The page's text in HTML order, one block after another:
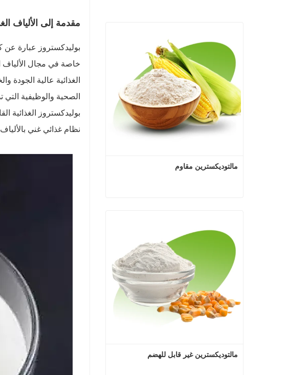
مقدمة إلى الألياف
بوليدكستروز عبارة عن
الغذائية عالية الجودة
الصحية والوظيفية
بوليدكستروز الغذائية
نظام غذائي غني
مالتوديكسترين مقاوم
اتصل الآن
مالتوديكسترين غير قابل للهضم